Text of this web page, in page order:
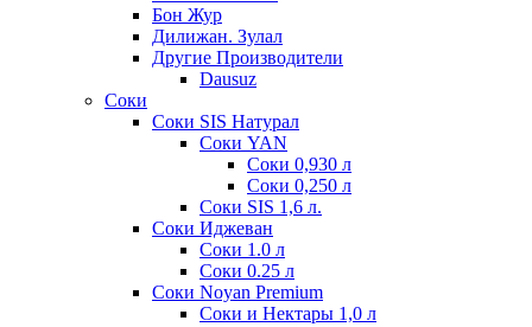
Бон Жур
Дилижан. Зулал
Другие Производители
Dausuz
Соки
Соки SIS Натурал
Соки YAN
Соки 0,930 л
Соки 0,250 л
Соки SIS 1,6 л.
Соки Иджеван
Соки 1.0 л
Соки 0.25 л
Соки Noyan Premium
Соки и Нектары 1,0 л